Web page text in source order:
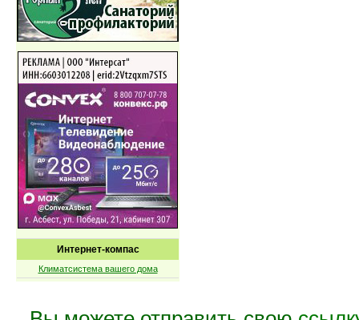
Интернет-компас
Климатсистема вашего дома